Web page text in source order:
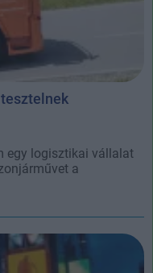
egy logisztikai vállalat
a